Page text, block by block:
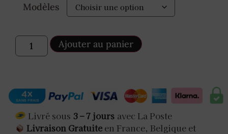
Modèles
Ajouter au panier
Livré sous 3 – 7 jours avec La Poste
Livraison Gratuite en France, Belgique et